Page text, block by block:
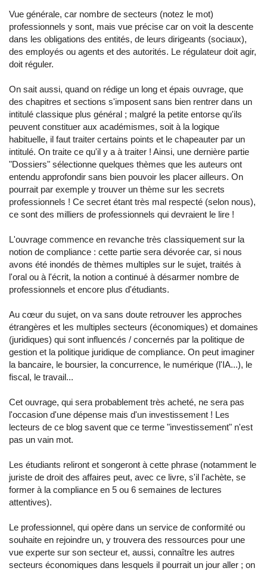
Vue générale, car nombre de secteurs (notez le mot)
professionnels y sont, mais vue précise car on voit la descente
dans les obligations des entités, de leurs dirigeants (sociaux),
des employés ou agents et des autorités. Le régulateur doit agir,
doit réguler.
On sait aussi, quand on rédige un long et épais ouvrage, que
des chapitres et sections s'imposent sans bien rentrer dans un
intitulé classique plus général ; malgré la petite entorse qu'ils
peuvent constituer aux académismes, soit à la logique
habituelle, il faut traiter certains points et le chapeauter par un
intitulé. On traite ce qu'il y a à traiter ! Ainsi, une dernière partie
"Dossiers" sélectionne quelques thèmes que les auteurs ont
entendu approfondir sans bien pouvoir les placer ailleurs. On
pourrait par exemple y trouver un thème sur les secrets
professionnels ! Ce secret étant très mal respecté (selon nous),
ce sont des milliers de professionnels qui devraient le lire !
L'ouvrage commence en revanche très classiquement sur la
notion de compliance : cette partie sera dévorée car, si nous
avons été inondés de thèmes multiples sur le sujet, traités à
l'oral ou à l'écrit, la notion a continué à désarmer nombre de
professionnels et encore plus d'étudiants.
Au cœur du sujet, on va sans doute retrouver les approches
étrangères et les multiples secteurs (économiques) et domaines
(juridiques) qui sont influencés / concernés par la politique de
gestion et la politique juridique de compliance. On peut imaginer
la bancaire, le boursier, la concurrence, le numérique (l'IA...), le
fiscal, le travail...
Cet ouvrage, qui sera probablement très acheté, ne sera pas
l'occasion d'une dépense mais d'un investissement ! Les
lecteurs de ce blog savent que ce terme "investissement" n'est
pas un vain mot.
Les étudiants reliront et songeront à cette phrase (notamment le
juriste de droit des affaires peut, avec ce livre, s'il l'achète, se
former à la compliance en 5 ou 6 semaines de lectures
attentives).
Le professionnel, qui opère dans un service de conformité ou
souhaite en rejoindre un, y trouvera des ressources pour une
vue experte sur son secteur et, aussi, connaître les autres
secteurs économiques dans lesquels il pourrait un jour aller ; on